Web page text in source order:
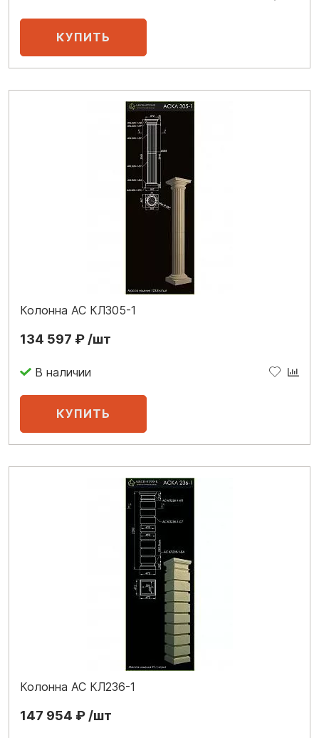
Колонна АС КЛ305-1
134 597 ₽ /шт
Колонна АС КЛ236-1
147 954 ₽ /шт